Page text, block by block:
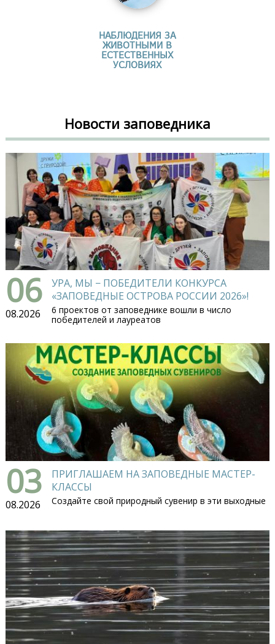
НАБЛЮДЕНИЯ ЗА
ЖИВОТНЫМИ В
ЕСТЕСТВЕННЫХ
УСЛОВИЯХ
Новости заповедника
06
08.2026
УРА, МЫ − ПОБЕДИТЕЛИ КОНКУРСА
«ЗАПОВЕДНЫЕ ОСТРОВА РОССИИ 2026»!
6 проектов от заповеднике вошли в число
победителей и лауреатов
03
08.2026
ПРИГЛАШАЕМ НА ЗАПОВЕДНЫЕ МАСТЕР-
КЛАССЫ
Создайте свой природный сувенир в эти выходные